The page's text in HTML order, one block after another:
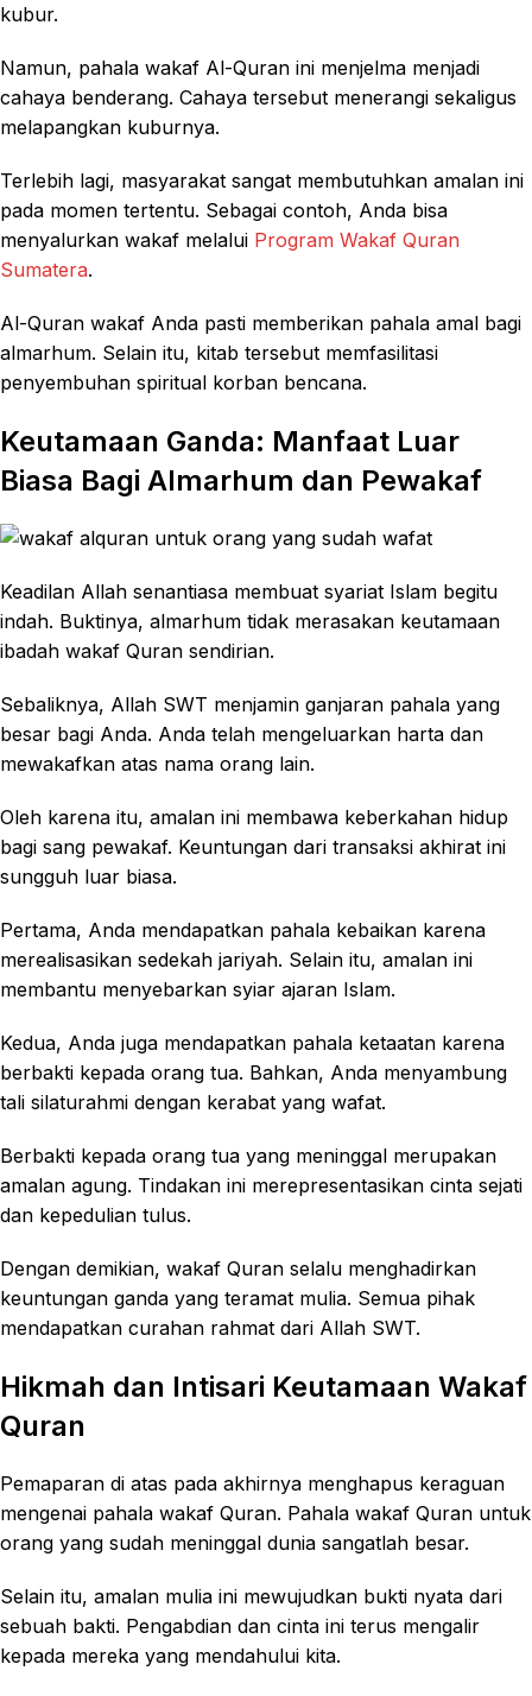
kubur.
Namun, pahala wakaf Al-Quran ini menjelma menjadi
cahaya benderang. Cahaya tersebut menerangi sekaligus
melapangkan kuburnya.
Terlebih lagi, masyarakat sangat membutuhkan amalan ini
pada momen tertentu. Sebagai contoh, Anda bisa
menyalurkan wakaf melalui Program Wakaf Quran
Sumatera.
Al-Quran wakaf Anda pasti memberikan pahala amal bagi
almarhum. Selain itu, kitab tersebut memfasilitasi
penyembuhan spiritual korban bencana.
Keutamaan Ganda: Manfaat Luar
Biasa Bagi Almarhum dan Pewakaf
Keadilan Allah senantiasa membuat syariat Islam begitu
indah. Buktinya, almarhum tidak merasakan keutamaan
ibadah wakaf Quran sendirian.
Sebaliknya, Allah SWT menjamin ganjaran pahala yang
besar bagi Anda. Anda telah mengeluarkan harta dan
mewakafkan atas nama orang lain.
Oleh karena itu, amalan ini membawa keberkahan hidup
bagi sang pewakaf. Keuntungan dari transaksi akhirat ini
sungguh luar biasa.
Pertama, Anda mendapatkan pahala kebaikan karena
merealisasikan sedekah jariyah. Selain itu, amalan ini
membantu menyebarkan syiar ajaran Islam.
Kedua, Anda juga mendapatkan pahala ketaatan karena
berbakti kepada orang tua. Bahkan, Anda menyambung
tali silaturahmi dengan kerabat yang wafat.
Berbakti kepada orang tua yang meninggal merupakan
amalan agung. Tindakan ini merepresentasikan cinta sejati
dan kepedulian tulus.
Dengan demikian, wakaf Quran selalu menghadirkan
keuntungan ganda yang teramat mulia. Semua pihak
mendapatkan curahan rahmat dari Allah SWT.
Hikmah dan Intisari Keutamaan Wakaf
Quran
Pemaparan di atas pada akhirnya menghapus keraguan
mengenai pahala wakaf Quran. Pahala wakaf Quran untuk
orang yang sudah meninggal dunia sangatlah besar.
Selain itu, amalan mulia ini mewujudkan bukti nyata dari
sebuah bakti. Pengabdian dan cinta ini terus mengalir
kepada mereka yang mendahului kita.